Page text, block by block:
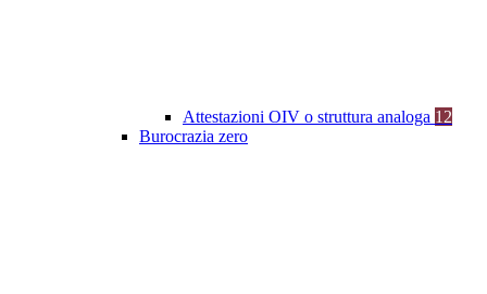
Attestazioni OIV o struttura analoga 12
Burocrazia zero